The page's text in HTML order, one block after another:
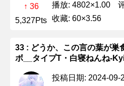
↑ 36
5,327Pts
播放: 4802×1.00
收藏: 60×3.56
33 : どうか、この言の葉が巣
ボ__タイプT・白寝ねんね-
投稿日期: 2024-09-